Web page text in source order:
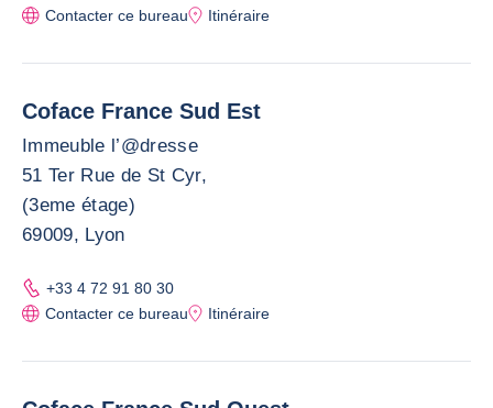
Contacter ce bureau
Itinéraire
Coface France Sud Est
Immeuble l’@dresse
51 Ter Rue de St Cyr,
(3eme étage)
69009, Lyon
+33 4 72 91 80 30
Contacter ce bureau
Itinéraire